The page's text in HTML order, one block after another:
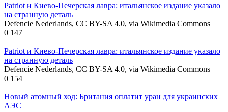
Patriot и Киево-Печерская лавра: итальянское издание указало
на странную деталь
Defencie Nederlands, CC BY-SA 4.0, via Wikimedia Commons
0 147
Patriot и Киево-Печерская лавра: итальянское издание указало
на странную деталь
Defencie Nederlands, CC BY-SA 4.0, via Wikimedia Commons
0 154
Новый атомный ход: Британия оплатит уран для украинских
АЭС